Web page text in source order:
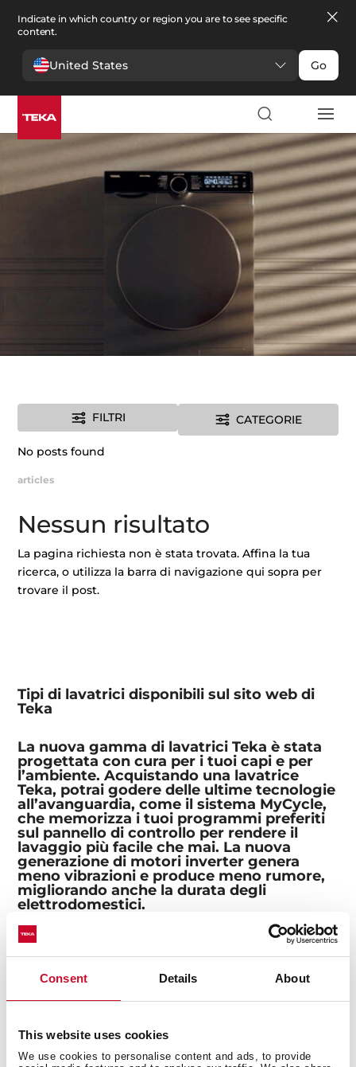
Consent Details About
This website uses cookies
We use cookies to personalise content and ads, to provide
Indicate in which country or region you are to see specific
content.
United States Go
Lavanderia >Lavatrici
Lavatrici
FILTRI CATEGORIE
No posts found
articles
Nessun risultato
La pagina richiesta non è stata trovata. Affina la tua
ricerca, o utilizza la barra di navigazione qui sopra per
trovare il post.
Tipi di lavatrici disponibili sul sito web di
Teka
La nuova gamma di lavatrici Teka è stata
progettata con cura per i tuoi capi e per
l’ambiente. Acquistando una lavatrice
Teka, potrai godere delle ultime tecnologie
all’avanguardia, come il sistema MyCycle,
che memorizza i tuoi programmi preferiti
sul pannello di controllo per rendere il
lavaggio più facile che mai. La nuova
generazione di motori inverter genera
meno vibrazioni e produce meno rumore,
migliorando anche la durata degli
elettrodomestici.
Lavatrici da incasso
da incasso da 8 kg e 9 kg che, una volta
motori inverter rendono le lavatrici da
potrai fare il bucato di notte e risparmiare
sulla bolletta dell’elettricità senza